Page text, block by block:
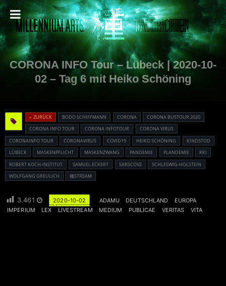
CORONA INFO Tour – Lübeck | 2020-10-
02 – Tag 6 mit Heiko Schöning
« ZURÜCK BODO SCHIFFMANN CORONA
CORONA BUSTOUR 2020
CORONA INFO TOUR
CORONA INFOTOUR
CORONA VIRUS
CORONAINFO TOUR
CORONAVIRUS COVID19 HEIKO SCHÖNING
KINDSTOD
LÜBECK
MASKENPFLICHT MASKENZWANG PANDEMIE PLANDEMIE
RKI
ROBERT KOCH-INSTITUT
SAMUEL ECKERT SARSCOV2
SCHLESWIG-HOLSTEIN
WOLFGANG GREULICH
種STREAM
3.461 2020-10-02 ADAMU DEUTSCHLAND
EUROPA
IMPERIUM
LEX LIVESTREAM MEDIUM PUBLICAE VERITAS VITA